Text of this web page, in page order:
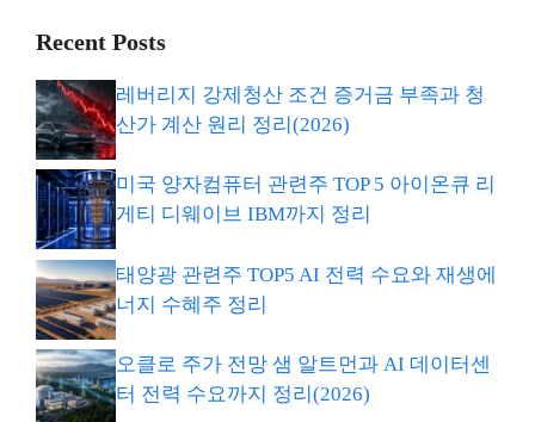
Recent Posts
레버리지 강제청산 조건 증거금 부족과 청
산가 계산 원리 정리(2026)
미국 양자컴퓨터 관련주 TOP 5 아이온큐 리
게티 디웨이브 IBM까지 정리
태양광 관련주 TOP5 AI 전력 수요와 재생에
너지 수혜주 정리
오클로 주가 전망 샘 알트먼과 AI 데이터센
터 전력 수요까지 정리(2026)